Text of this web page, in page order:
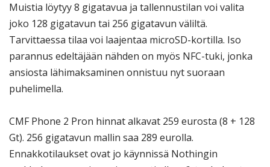
Muistia löytyy 8 gigatavua ja tallennustilan voi valita
joko 128 gigatavun tai 256 gigatavun väliltä.
Tarvittaessa tilaa voi laajentaa microSD-kortilla. Iso
parannus edeltäjään nähden on myös NFC-tuki, jonka
ansiosta lähimaksaminen onnistuu nyt suoraan
puhelimella.
CMF Phone 2 Pron hinnat alkavat 259 eurosta (8 + 128
Gt). 256 gigatavun mallin saa 289 eurolla.
Ennakkotilaukset ovat jo käynnissä Nothingin